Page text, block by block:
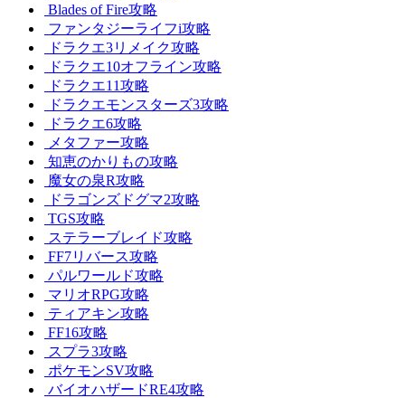
Blades of Fire攻略
ファンタジーライフi攻略
ドラクエ3リメイク攻略
ドラクエ10オフライン攻略
ドラクエ11攻略
ドラクエモンスターズ3攻略
ドラクエ6攻略
メタファー攻略
知恵のかりもの攻略
魔女の泉R攻略
ドラゴンズドグマ2攻略
TGS攻略
ステラーブレイド攻略
FF7リバース攻略
パルワールド攻略
マリオRPG攻略
ティアキン攻略
FF16攻略
スプラ3攻略
ポケモンSV攻略
バイオハザードRE4攻略